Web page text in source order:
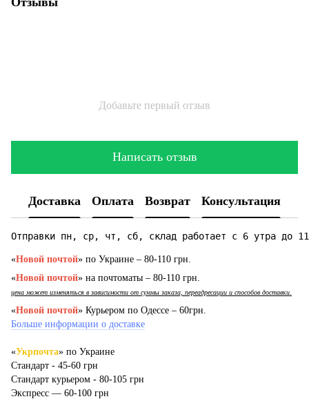
Добавьте первый отзыв
Написать отзыв
Доставка Оплата Возврат Консультация
Отправки пн, ср, чт, сб, склад работает с 6 утра до
«Новой почтой» по Украине – 80-110 грн.
«Новой почтой» на почтоматы – 80-110 грн.
цена может изменяться в зависимости от суммы заказа, переадресации и способов доставки.
«Новой почтой» Курьером по Одессе – 60грн.
Больше информации о доставке
«Укрпочта» по Украине
Стандарт - 45-60 грн
Стандарт курьером - 80-105 грн
Экспресс — 60-100 грн